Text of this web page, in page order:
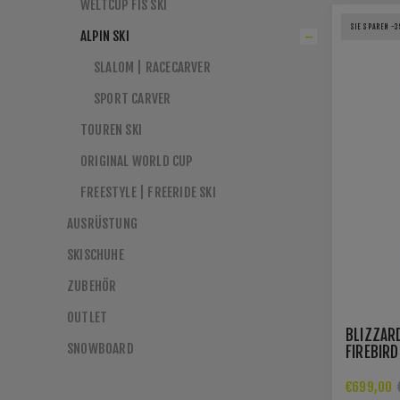
SIE SPAREN -
€699,00
WELTCUP FIS SKI
ALPIN SKI
SLALOM | RACECARVER
SPORT CARVER
TOUREN SKI
ORIGINAL WORLD CUP
FREESTYLE | FREERIDE SKI
AUSRÜSTUNG
SKISCHUHE
ZUBEHÖR
OUTLET
SNOWBOARD